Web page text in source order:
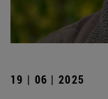
19 | 06 | 2025